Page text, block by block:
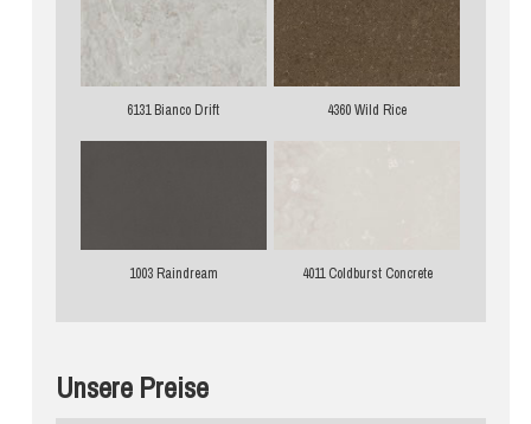
6131 Bianco Drift 4360 Wild Rice
1003 Raindream 4011 Coldburst Concrete
Unsere Preise